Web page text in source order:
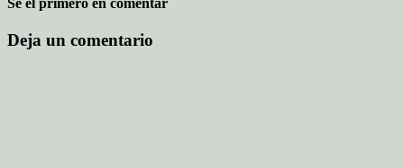
Deja un comentario